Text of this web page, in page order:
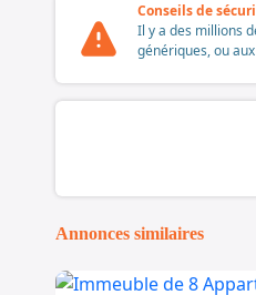
Conseils de
Il y a des millions
génériques, ou
Annonces similaires